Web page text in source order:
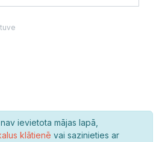
ievietota mājas lapā,
klātienē vai sazinieties ar